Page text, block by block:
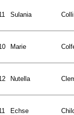
Sulania
Marie
Nutella
Echse